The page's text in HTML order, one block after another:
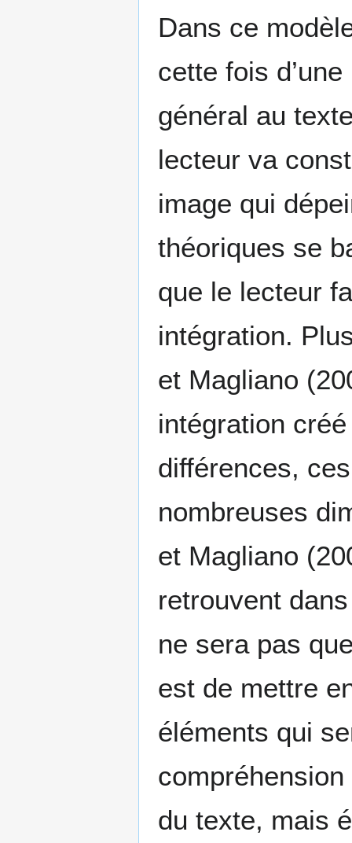
Dans ce
cette fois
général au
lecteur va
image qui
théoriques se
que le lecteur
intégration.
et Magliano
intégration
différences,
nombreuses
et Magliano
retrouvent
ne sera pas
est de mettre
éléments qui
du texte, mais